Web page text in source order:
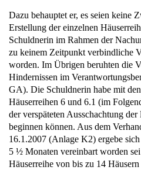
Dazu behauptet er, es seien keine
Erstellung der einzelnen
Schuldnerin im Rahmen der
zu keinem Zeitpunkt verbindliche
worden. Im Übrigen beruhten die
Hindernissen im
GA). Die Schuldnerin habe mit
Häuserreihen 6 und 6.1 (im
der verspäteten Ausschachtung
beginnen können. Aus dem
16.1.2007 (Anlage K2) ergebe
5 ½ Monaten vereinbart worden
Häuserreihe von bis zu 14